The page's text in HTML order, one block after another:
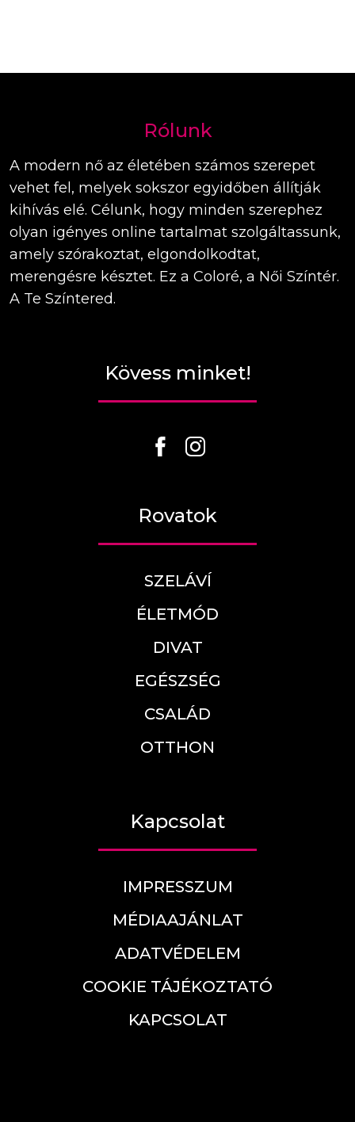
Rólunk
A modern nő az életében számos szerepet
vehet fel, melyek sokszor egyidőben állítják
kihívás elé. Célunk, hogy minden szerephez
olyan igényes online tartalmat szolgáltassunk,
amely szórakoztat, elgondolkodtat,
merengésre késztet. Ez a Coloré, a Női Színtér.
A Te Színtered.
Kövess minket!
Rovatok
SZELÁVÍ
ÉLETMÓD
DIVAT
EGÉSZSÉG
CSALÁD
OTTHON
Kapcsolat
IMPRESSZUM
MÉDIAAJÁNLAT
ADATVÉDELEM
COOKIE TÁJÉKOZTATÓ
KAPCSOLAT